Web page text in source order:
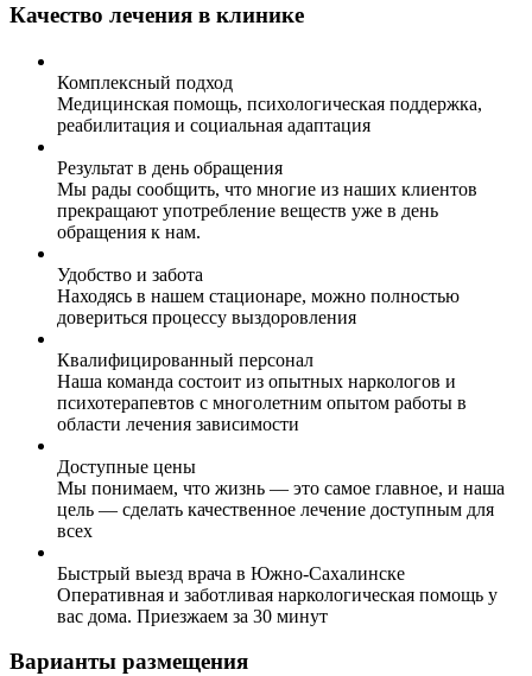
Качество лечения в клинике
Комплексный подход
Медицинская помощь, психологическая поддержка,
реабилитация и социальная адаптация
Результат в день обращения
Мы рады сообщить, что многие из наших клиентов
прекращают употребление веществ уже в день
обращения к нам.
Удобство и забота
Находясь в нашем стационаре, можно полностью
довериться процессу выздоровления
Квалифицированный персонал
Наша команда состоит из опытных наркологов и
психотерапевтов с многолетним опытом работы в
области лечения зависимости
Доступные цены
Мы понимаем, что жизнь — это самое главное, и наша
цель — сделать качественное лечение доступным для
всех
Быстрый выезд врача в Южно-Сахалинске
Оперативная и заботливая наркологическая помощь у
вас дома. Приезжаем за 30 минут
Варианты размещения